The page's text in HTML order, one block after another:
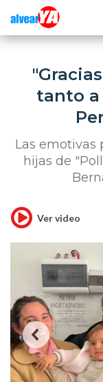
tanto a
Las emotivas
hijas de
Ver video